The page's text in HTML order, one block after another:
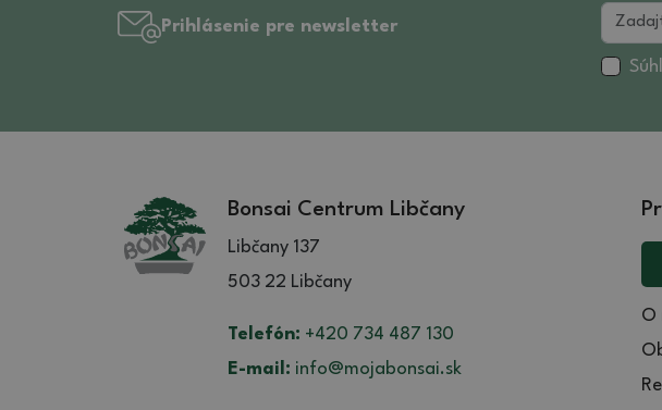
Prihlásenie pre newsletter
Bonsai Centrum Libčany
Libčany 137
503 22 Libčany
Telefón: +420 734 487 130
E-mail: info@mojabonsai.sk
O